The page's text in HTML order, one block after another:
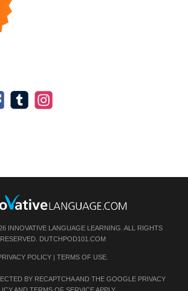
INNOVATIVE LANGUAGE LEARNING. ALL RIGHTS
RESERVED. DUTCHPOD101.COM
POLICY| TERMS OF USE.
BY RECAPTCHA AND THE GOOGLE PRIVACY